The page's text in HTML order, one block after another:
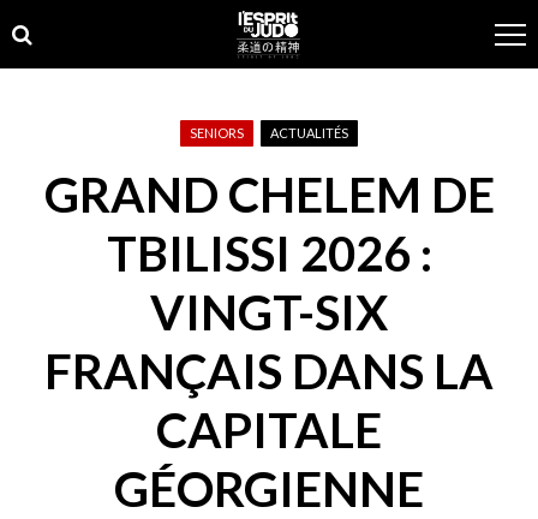
to
navigation
to
content
SENIORS ACTUALITÉS
GRAND CHELEM DE
TBILISSI 2026 :
VINGT-SIX
FRANÇAIS DANS LA
CAPITALE
GÉORGIENNE